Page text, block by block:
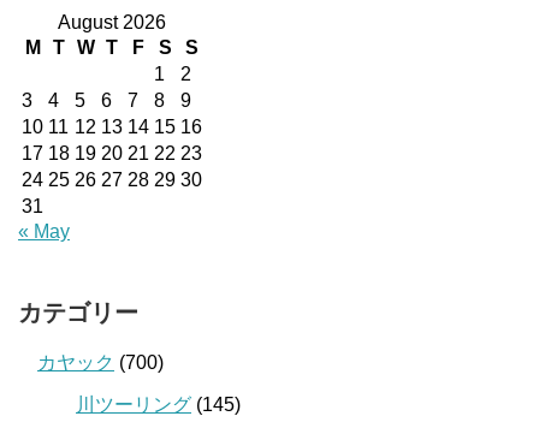
August 2026
M
T W T F S
S
1
2
3
4 5 6 7 8
9
10 11 12 13 14 15 16
17 18 19 20 21 22 23
24 25 26 27 28 29 30
31
« May
カテゴリー
カヤック (700)
川ツーリング (145)